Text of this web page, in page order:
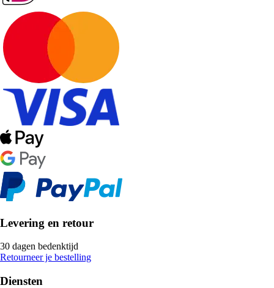
Levering en retour
30 dagen bedenktijd
Retourneer je bestelling
Diensten